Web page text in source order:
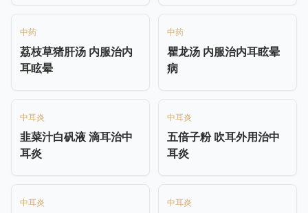
中药
荔枝草猪肝汤 内服治内
耳眩晕
中药
瞿龙汤 内服治内耳眩晕
病
中耳炎
韭菜汁白矾液 滴耳治中
耳炎
中耳炎
五倍子粉 吹耳外用治中
耳炎
中耳炎 中耳炎